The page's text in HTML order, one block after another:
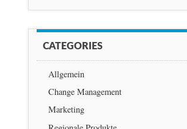
CATEGORIES
Allgemein
Change Management
Marketing